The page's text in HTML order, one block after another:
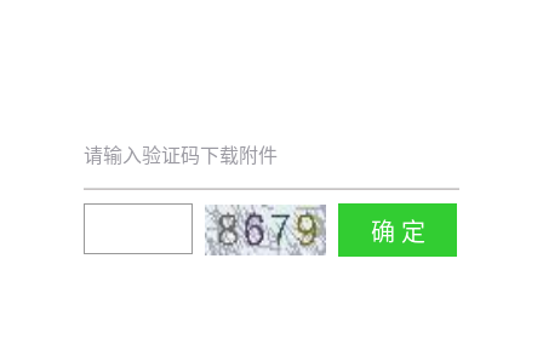
请输入验证码下载附件